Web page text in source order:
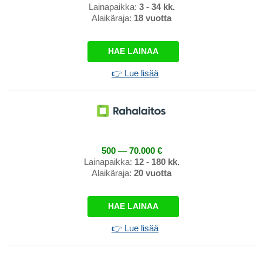
Lainapaikka: 3 - 34 kk.
Alaikäraja: 18 vuotta
HAE LAINAA
👉 Lue lisää
500 — 70.000 €
Lainapaikka: 12 - 180 kk.
Alaikäraja: 20 vuotta
HAE LAINAA
👉 Lue lisää